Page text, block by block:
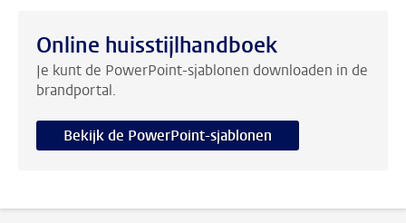
Online huisstijlhandboek
Je kunt de PowerPoint-sjablonen downloaden in de
brandportal.
Bekijk de PowerPoint-sjablonen